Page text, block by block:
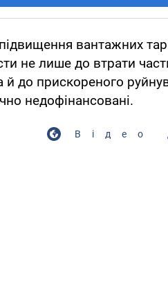
вантажних
не лише до втрати
й до прискореного
недофінансовані.
Відео